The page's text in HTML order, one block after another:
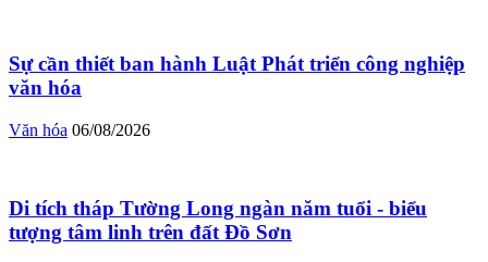
Sự cần thiết ban hành Luật Phát triển công nghiệp
văn hóa
Văn hóa 06/08/2026
Di tích tháp Tường Long ngàn năm tuổi - biểu
tượng tâm linh trên đất Đồ Sơn